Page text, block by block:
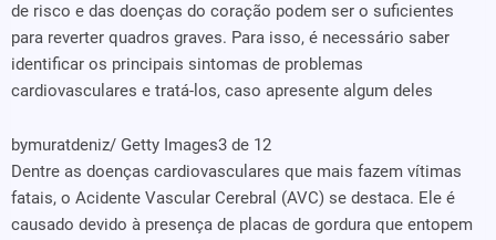
de risco e das doenças do coração podem ser o suficientes
para reverter quadros graves. Para isso, é necessário saber
identificar os principais sintomas de problemas
cardiovasculares e tratá-los, caso apresente algum deles
bymuratdeniz/ Getty Images3 de 12
Dentre as doenças cardiovasculares que mais fazem vítimas
fatais, o Acidente Vascular Cerebral (AVC) se destaca. Ele é
causado devido à presença de placas de gordura que entopem